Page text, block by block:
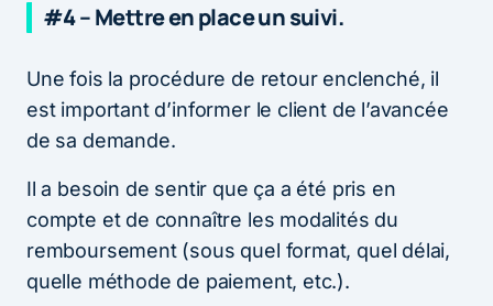
#4 – Mettre en place un suivi.
Une fois la procédure de retour enclenché, il
est important d’informer le client de l’avancée
de sa demande.
Il a besoin de sentir que ça a été pris en
compte et de connaître les modalités du
remboursement (sous quel format, quel délai,
quelle méthode de paiement, etc.).